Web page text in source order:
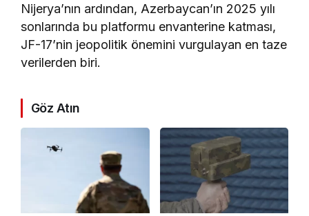
Nijerya’nın ardından, Azerbaycan’ın 2025 yılı
sonlarında bu platformu envanterine katması,
JF-17’nin jeopolitik önemini vurgulayan en taze
verilerden biri.
Göz Atın